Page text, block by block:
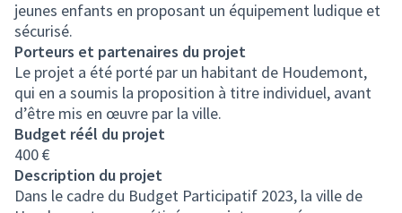
jeunes enfants en proposant un équipement ludique et
sécurisé.
Porteurs et partenaires du projet
Le projet a été porté par un habitant de Houdemont,
qui en a soumis la proposition à titre individuel, avant
d’être mis en œuvre par la ville.
Budget réél du projet
400 €
Description du projet
Dans le cadre du Budget Participatif 2023, la ville de